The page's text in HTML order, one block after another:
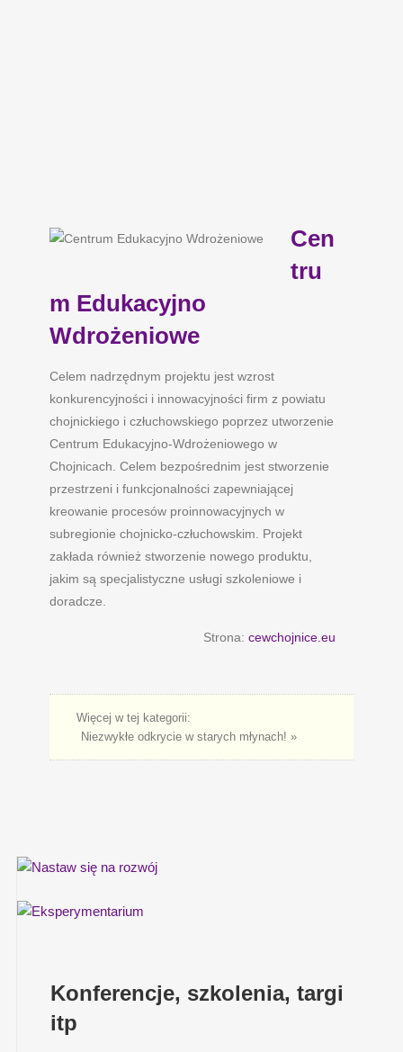
Cen
tru
m Edukacyjno
Wdrożeniowe
Celem nadrzędnym projektu jest wzrost
konkurencyjności i innowacyjności firm z powiatu
chojnickiego i człuchowskiego poprzez utworzenie
Centrum Edukacyjno-Wdrożeniowego w
Chojnicach. Celem bezpośrednim jest stworzenie
przestrzeni i funkcjonalności zapewniającej
kreowanie procesów proinnowacyjnych w
subregionie chojnicko-człuchowskim. Projekt
zakłada również stworzenie nowego produktu,
jakim są specjalistyczne usługi szkoleniowe i
doradcze.
Strona: cewchojnice.eu
Więcej w tej kategorii:
Niezwykłe odkrycie w starych młynach! »
Konferencje, szkolenia, targi
itp